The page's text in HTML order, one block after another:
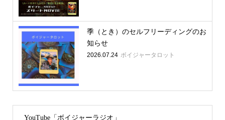
季（とき）のセルフリーディングのお
知らせ
2026.07.24 ボイジャータロット
YouTube「ボイジャーラジオ」